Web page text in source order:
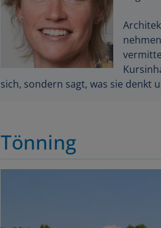
sich, sondern sagt, was sie denkt
Tönning